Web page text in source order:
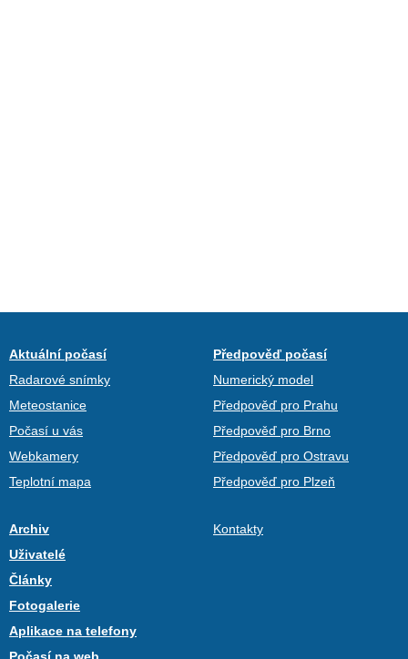
Aktuální počasí
Radarové snímky
Meteostanice
Počasí u vás
Webkamery
Teplotní mapa
Předpověď počasí
Numerický model
Předpověď pro Prahu
Předpověď pro Brno
Předpověď pro Ostravu
Předpověď pro Plzeň
Archiv
Uživatelé
Články
Fotogalerie
Aplikace na telefony
Kontakty